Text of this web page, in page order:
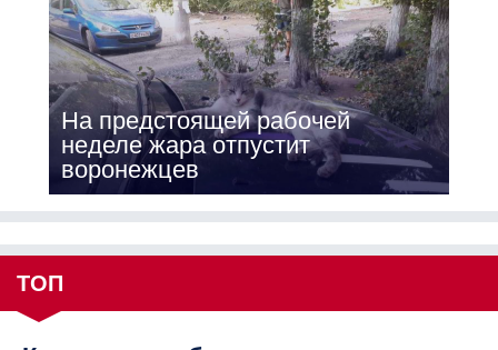
На предстоящей рабочей
неделе жара отпустит
воронежцев
ТОП